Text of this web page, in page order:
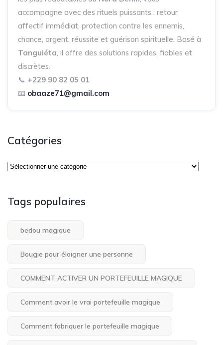
accompagne avec des rituels puissants : retour
affectif immédiat, protection contre les ennemis,
chance, argent, réussite et guérison spirituelle. Basé à
Tanguiéta, il offre des solutions rapides, fiables et
discrètes.
📞 +229 90 82 05 01
📧 obaaze71@gmail.com
Catégories
Tags populaires
bedou magique
Bougie pour éloigner une personne
COMMENT ACTIVER UN PORTEFEUILLE MAGIQUE
Comment avoir le vrai portefeuille magique
Comment fabriquer le portefeuille magique